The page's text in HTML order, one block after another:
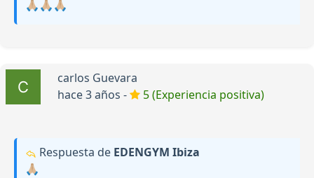
🙏🏼🙏🏼🙏🏼
carlos Guevara
hace 3 años -
5 (Experiencia positiva)
Respuesta de EDENGYM Ibiza
🙏🏼